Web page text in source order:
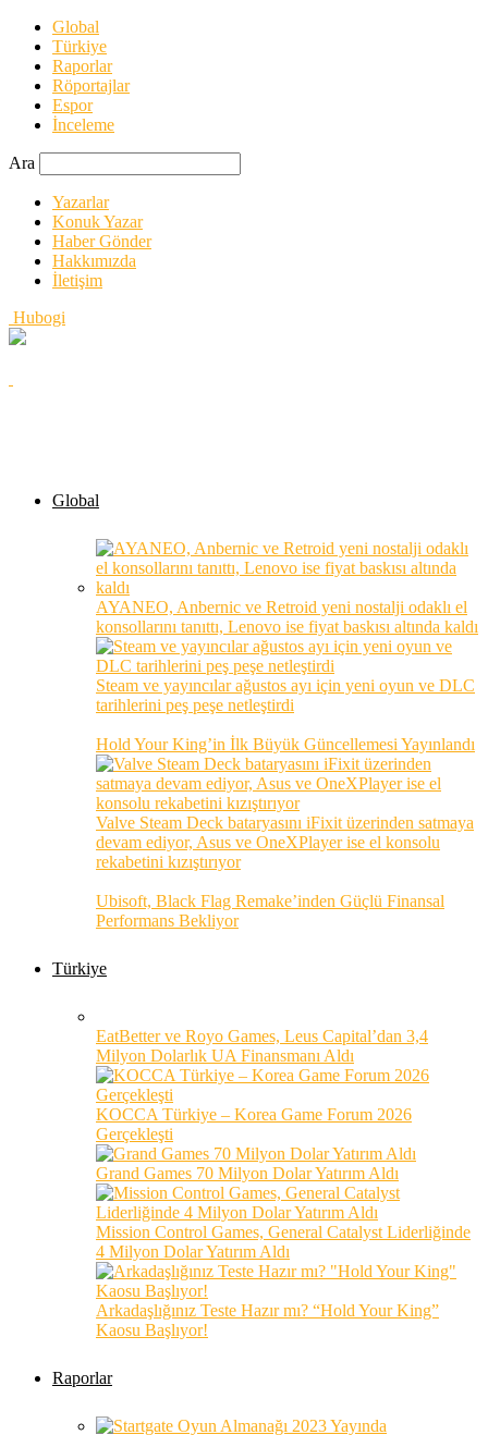
Global
Türkiye
Raporlar
Röportajlar
Espor
İnceleme
Ara
Yazarlar
Konuk Yazar
Haber Gönder
Hakkımızda
İletişim
Hubogi
Global
AYANEO, Anbernic ve Retroid yeni nostalji odaklı el
konsollarını tanıttı, Lenovo ise fiyat baskısı altında kaldı
Steam ve yayıncılar ağustos ayı için yeni oyun ve DLC
tarihlerini peş peşe netleştirdi
Hold Your King’in İlk Büyük Güncellemesi Yayınlandı
Valve Steam Deck bataryasını iFixit üzerinden satmaya
devam ediyor, Asus ve OneXPlayer ise el konsolu
rekabetini kızıştırıyor
Ubisoft, Black Flag Remake’inden Güçlü Finansal
Performans Bekliyor
Türkiye
EatBetter ve Royo Games, Leus Capital’dan 3,4
Milyon Dolarlık UA Finansmanı Aldı
KOCCA Türkiye – Korea Game Forum 2026
Gerçekleşti
Grand Games 70 Milyon Dolar Yatırım Aldı
Mission Control Games, General Catalyst Liderliğinde
4 Milyon Dolar Yatırım Aldı
Arkadaşlığınız Teste Hazır mı? “Hold Your King”
Kaosu Başlıyor!
Raporlar